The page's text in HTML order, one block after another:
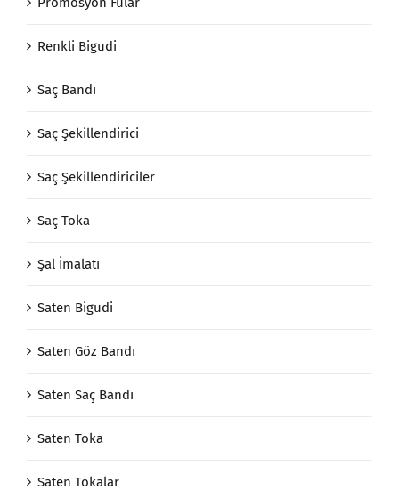
Renkli Bigudi
Saç Bandı
Saç Şekillendirici
Saç Şekillendiriciler
Saç Toka
Şal İmalatı
Saten Bigudi
Saten Göz Bandı
Saten Saç Bandı
Saten Toka
Saten Tokalar